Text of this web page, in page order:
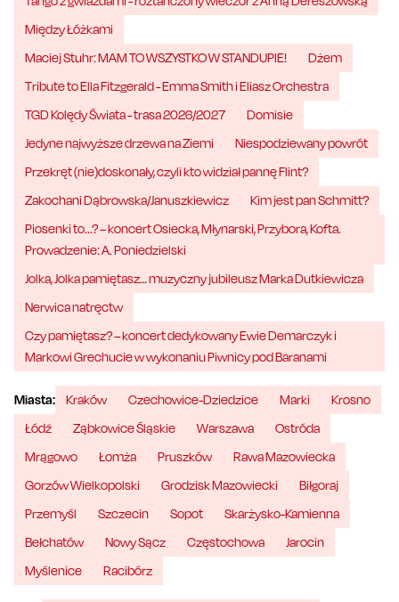
Między Łóżkami
Maciej Stuhr: MAM TO WSZYSTKO W STANDUPIE!
Dżem
Tribute to Ella Fitzgerald - Emma Smith i Eliasz Orchestra
TGD Kolędy Świata - trasa 2026/2027
Domisie
Jedyne najwyższe drzewa na Ziemi
Niespodziewany powrót
Przekręt (nie)doskonały, czyli kto widział pannę Flint?
Zakochani Dąbrowska/Januszkiewicz
Kim jest pan Schmitt?
Piosenki to...? – koncert Osiecka, Młynarski, Przybora, Kofta.
Prowadzenie: A. Poniedzielski
Jolka, Jolka pamiętasz… muzyczny jubileusz Marka Dutkiewicza
Nerwica natręctw
Czy pamiętasz? – koncert dedykowany Ewie Demarczyk i
Markowi Grechucie w wykonaniu Piwnicy pod Baranami
Miasta: Kraków Czechowice-Dziedzice Marki
Krosno
Łódź
Ząbkowice Śląskie Warszawa
Ostróda
Mrągowo
Łomża Pruszków
Rawa Mazowiecka
Gorzów Wielkopolski
Grodzisk Mazowiecki
Biłgoraj
Przemyśl
Szczecin Sopot
Skarżysko-Kamienna
Bełchatów
Nowy Sącz Częstochowa
Jarocin
Myślenice
Racibórz